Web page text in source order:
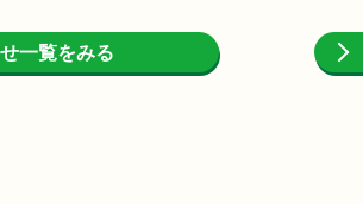
一覧をみる